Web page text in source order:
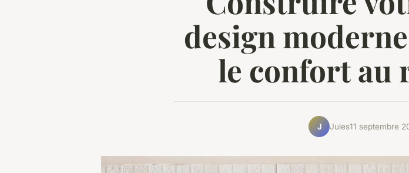
design
le confort au
J Jules11 septembre